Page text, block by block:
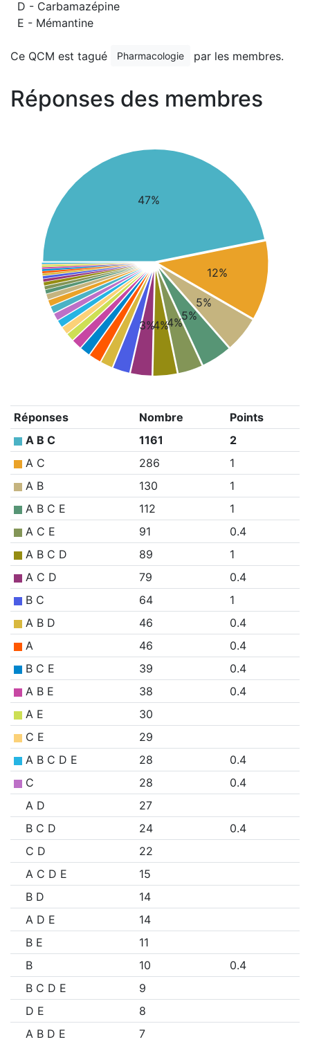
D - Carbamazépine
E - Mémantine
Ce QCM est tagué Pharmacologie par les membres.
Réponses des membres
47%
12%
5%
5%
4%
4%
3%
Réponses Nombre
Points
A B C
1161
2
A C
286
1
A B
130
1
A B C E
112
1
A C E
91
0.4
A B C D
89
1
A C D
79
0.4
B C
64
1
A B D
46
0.4
A
46
0.4
B C E
39
0.4
A B E
38
0.4
A E
30
C E
29
A B C D E
28
0.4
C
28
0.4
A D
27
B C D
24
0.4
C D
22
A C D E
15
B D
14
A D E
14
B E
11
B
10
0.4
B C D E
9
D E
8
A B D E
7